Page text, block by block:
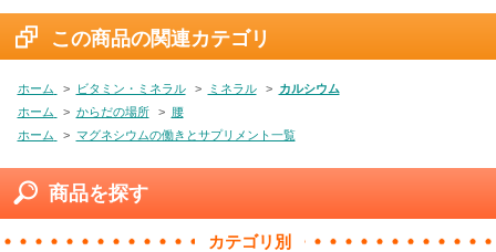
この商品の関連カテゴリ
ホーム > ビタミン・ミネラル > ミネラル > カルシウム
ホーム
> からだの場所 > 腰
ホーム
> マグネシウムの働きとサプリメント一覧
商品を探す
カテゴリ別